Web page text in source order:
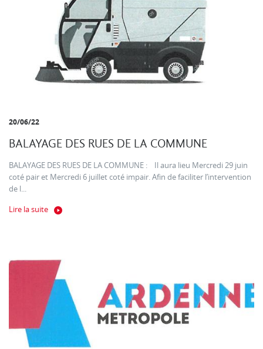
20/06/22
BALAYAGE DES RUES DE LA COMMUNE
BALAYAGE DES RUES DE LA COMMUNE : Il aura lieu Mercredi 29 juin
coté pair et Mercredi 6 juillet coté impair. Afin de faciliter l’intervention
de l...
Lire la suite